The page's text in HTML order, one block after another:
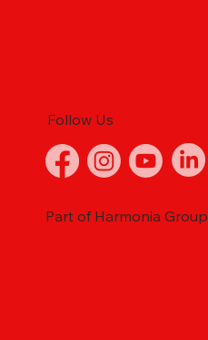
Follow Us
Part of Harmonia Group